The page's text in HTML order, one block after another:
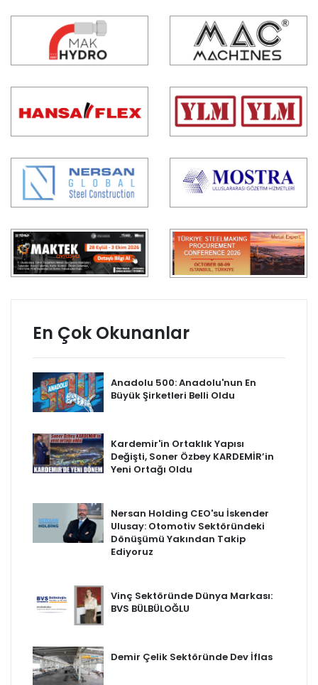
En Çok Okunanlar
Anadolu 500: Anadolu'nun En
Büyük Şirketleri Belli Oldu
Kardemir'in Ortaklık Yapısı
Değişti, Soner Özbey KARDEMİR’in
Yeni Ortağı Oldu
Nersan Holding CEO'su İskender
Ulusay: Otomotiv Sektöründeki
Dönüşümü Yakından Takip
Ediyoruz
Vinç Sektöründe Dünya Markası:
BVS BÜLBÜLOĞLU
Demir Çelik Sektöründe Dev İflas